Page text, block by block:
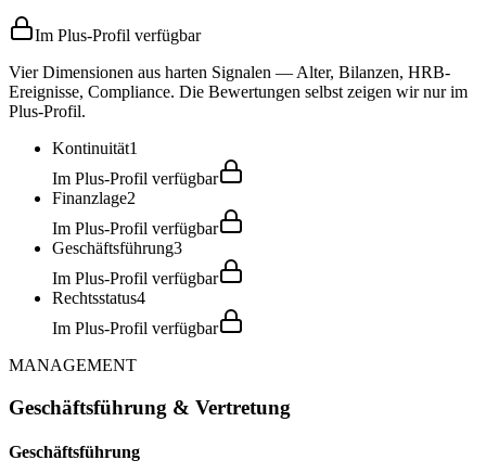
Im Plus-Profil verfügbar
Vier Dimensionen aus harten Signalen — Alter, Bilanzen, HRB-
Ereignisse, Compliance. Die Bewertungen selbst zeigen wir nur im
Plus-Profil.
Kontinuität1
Im Plus-Profil verfügbar
Finanzlage2
Im Plus-Profil verfügbar
Geschäftsführung3
Im Plus-Profil verfügbar
Rechtsstatus4
Im Plus-Profil verfügbar
MANAGEMENT
Geschäftsführung & Vertretung
Geschäftsführung